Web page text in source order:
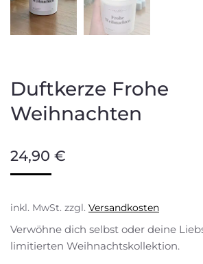
Duftkerze Frohe
Weihnachten
24,90 €
inkl. MwSt. zzgl. Versandkosten
Verwöhne dich selbst oder deine
limitierten Weihnachtskollektion.